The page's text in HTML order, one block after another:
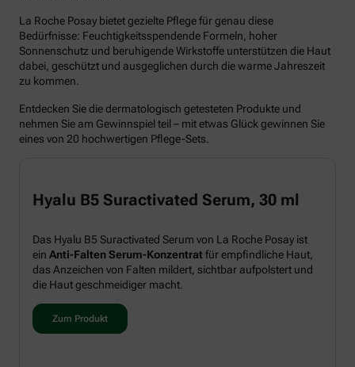
La Roche Posay bietet gezielte Pflege für genau diese
Bedürfnisse: Feuchtigkeitsspendende Formeln, hoher
Sonnenschutz und beruhigende Wirkstoffe unterstützen die Haut
dabei, geschützt und ausgeglichen durch die warme Jahreszeit
zu kommen.
Entdecken Sie die dermatologisch getesteten Produkte und
nehmen Sie am Gewinnspiel teil – mit etwas Glück gewinnen Sie
eines von 20 hochwertigen Pflege-Sets.
Hyalu B5 Suractivated Serum, 30 ml
Das Hyalu B5 Suractivated Serum von La Roche Posay ist
ein Anti-Falten Serum-Konzentratfür empfindliche Haut,
das Anzeichen von Falten mildert, sichtbar aufpolstert und
die Haut geschmeidiger macht.
Zum Produkt